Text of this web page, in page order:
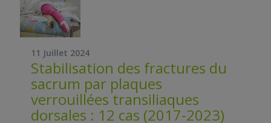
11 Juillet 2024
Stabilisation des fractures du
sacrum par plaques
verrouillées transiliaques
dorsales : 12 cas (2017-2023)